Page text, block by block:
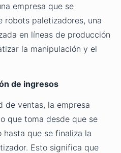
empresa que se
robots paletizadores, una
en líneas de producción
la manipulación y el
de ingresos
de ventas, la empresa
que toma desde que se
que se finaliza la
Esto significa que